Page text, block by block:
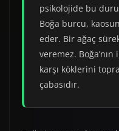
psikolojide bu
Boğa burcu,
eder. Bir ağaç
veremez. Boğa’nın
karşı köklerini
çabasıdır.